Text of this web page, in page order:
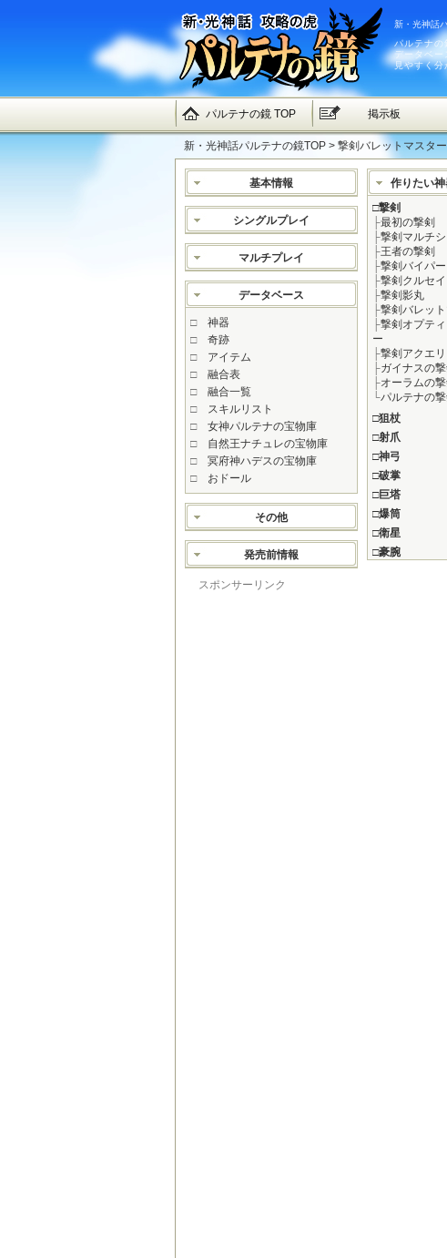
新・光神話
パルテナの
データベー
見やすく分
新・光神話パルテナの鏡TOP > 撃剣バレットマスタ
基本情報
シングルプレイ
マルチプレイ
データベース
□ 神器
□ 奇跡
□ アイテム
□ 融合表
□ 融合一覧
□ スキルリスト
□ 女神パルテナの宝物庫
□ 自然王ナチュレの宝物庫
□ 冥府神ハデスの宝物庫
□ おドール
その他
発売前情報
スポンサーリンク
作りたい
□撃剣
├最初の撃剣
├撃剣マルチ
├王者の撃剣
├撃剣バイパー
├撃剣クルセ
├撃剣影丸
├撃剣バレッ
├撃剣オプテ
ー
├撃剣アクエ
├ガイナスの撃
├オーラムの撃
└パルテナの撃
□狙杖
□射爪
□神弓
□破掌
□巨塔
□爆筒
□衛星
□豪腕
パルテナの鏡 TOP 掲示板